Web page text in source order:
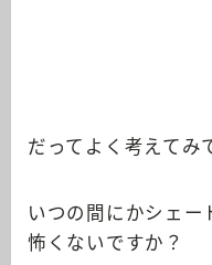
だってよく考えてみ
いつの間にかシェー
怖くないですか？